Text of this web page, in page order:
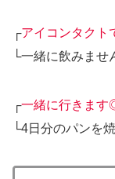
┌アイコンタク
└一緒に飲みませ
┌一緒に行きま
└4日分のパンを